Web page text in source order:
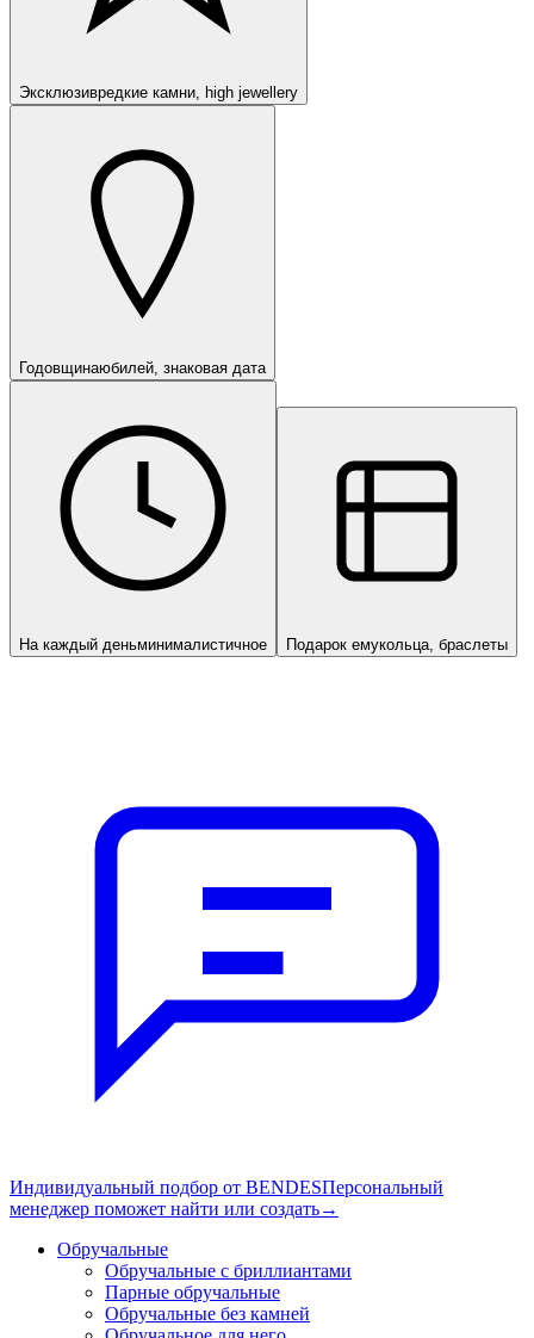
Эксклюзивредкие камни, high jewellery
Годовщинаюбилей, знаковая дата
На каждый деньминималистичное Подарок емукольца, браслеты
Индивидуальный подбор от BENDESПерсональный
менеджер поможет найти или создать→
Обручальные
Обручальные с бриллиантами
Парные обручальные
Обручальные без камней